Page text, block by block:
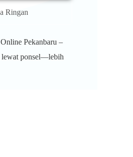
Ringan
Pekanbaru –
lewat ponsel—lebih